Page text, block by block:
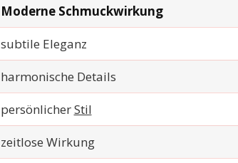
Moderne Schmuckwirkung
subtile Eleganz
harmonische Details
persönlicherStil
zeitlose Wirkung